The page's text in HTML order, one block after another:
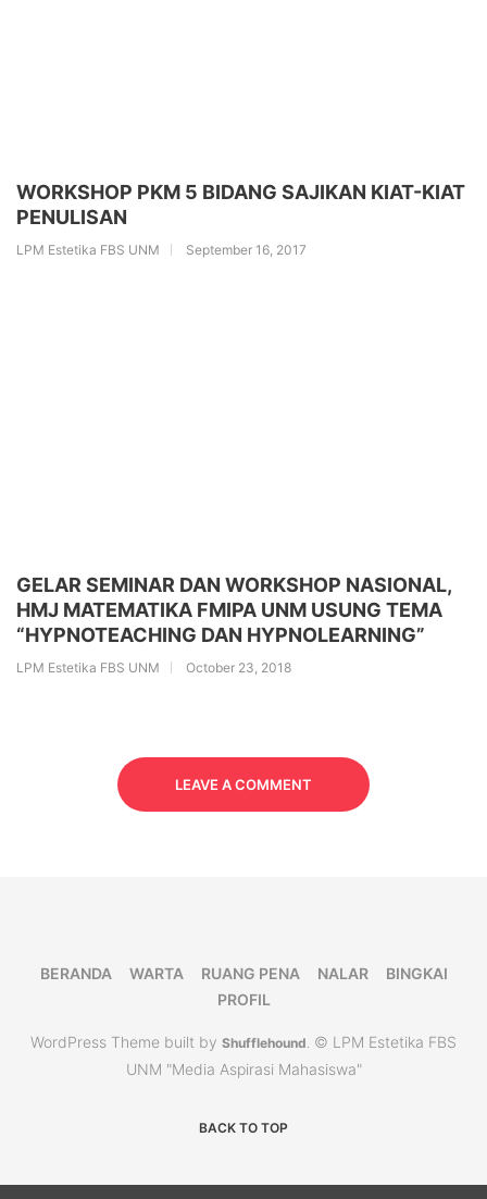
WORKSHOP PKM 5 BIDANG SAJIKAN KIAT-KIAT
PENULISAN
LPM Estetika FBS UNM September 16, 2017
GELAR SEMINAR DAN WORKSHOP NASIONAL,
HMJ MATEMATIKA FMIPA UNM USUNG TEMA
“HYPNOTEACHING DAN HYPNOLEARNING”
LPM Estetika FBS UNM October 23, 2018
LEAVE A COMMENT
BERANDA WARTA RUANG PENA NALAR
BINGKAI
PROFIL
WordPress Theme built by Shufflehound © LPM Estetika FBS
UNM "Media Aspirasi Mahasiswa"
BACK TO TOP